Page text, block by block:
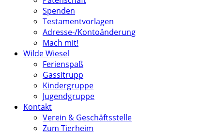
Spenden
Testamentvorlagen
Adresse-/Kontoänderung
Mach mit!
Wilde Wiesel
Ferienspaß
Gassitrupp
Kindergruppe
Jugendgruppe
Kontakt
Verein & Geschäftsstelle
Zum Tierheim